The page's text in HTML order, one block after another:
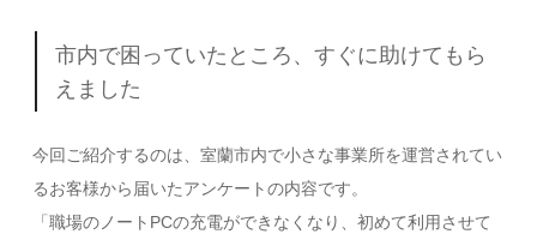
市内で困っていたところ、すぐに助けてもら
えました
今回ご紹介するのは、室蘭市内で小さな事業所を運営されてい
るお客様から届いたアンケートの内容です。
「職場のノートPCの充電ができなくなり、初めて利用させて